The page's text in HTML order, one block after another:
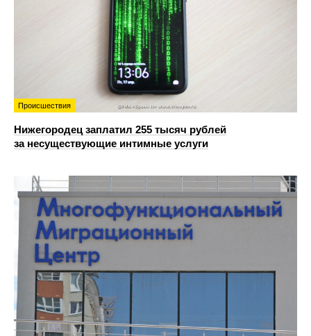
Происшествия
Нижегородец заплатил 255 тысяч рублей
за несуществующие интимные услуги